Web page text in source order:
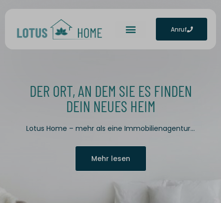
Anruf
DER ORT, AN DEM SIE ES FINDEN
DEIN NEUES HEIM
Lotus Home – mehr als eine Immobilienagentur...
Mehr lesen